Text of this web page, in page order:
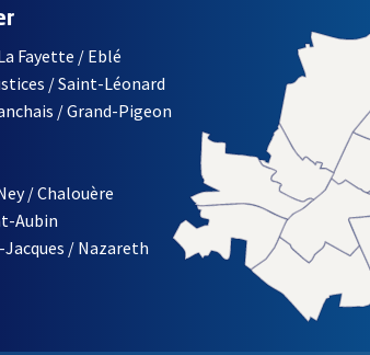
À LA LETTRE D'INFORMATION DE LA VILLE
Fayette / Eblé
/ Saint-Léonard
/ Grand-Pigeon
/ Chalouère
Aubin
/ Nazareth